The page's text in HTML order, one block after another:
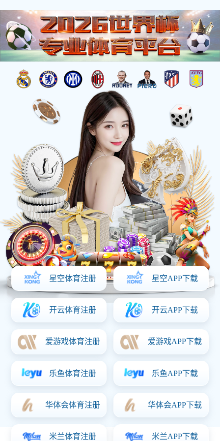
新闻资讯
行业资讯 展会信息
液晶电视三合一主板如何维修
2025.09.21
液晶电视三合一主板如何维修：
液晶电视机三合一主板规定，整机一年，主要部件三年。如何
区分主要和整机/那些不是主要部件/如液晶电视机的集成电路
板。开机没有电源灯指示，没有任何反应，从而不能正常开
机，这属于是整机还是主要部件？产品说明书应该对此有说明
的。另外，根据《部分商品修理更换退货责任规定》附则“实施
出变压器、高频头、集成电路为主要部件。其他的，应属非主
要部件。开机没有电源灯指示，没有任何反应，从而不能正常
定。如属主要部件导致，则适用三年的包修期限；如属非主要
部件导致，则适用一年的包修期限。
上一篇： 液晶显示器驱动板几种常见故障